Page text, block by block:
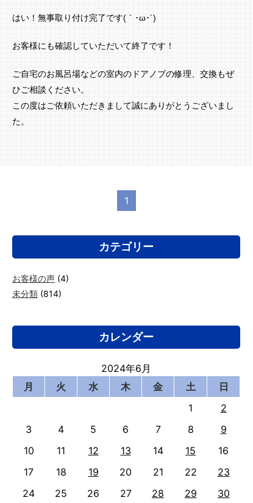
はい！無事取り付け完了です(｀･ω･´)ゞ
お客様にも確認していただいて終了です！
ご自宅のお風呂場などの室内のドアノブの修理、交換もぜ
ひご相談ください。
この度はご依頼いただきまして誠にありがとうございまし
た。
1
カテゴリー
お客様の声 (4)
未分類 (814)
カレンダー
2024年6月
月
火 水 木 金 土
日
1
2
3
4 5 6 7 8
9
10
11 12 13 14 15
16
17
18 19 20 21 22
23
24
25 26 27 28 29 30